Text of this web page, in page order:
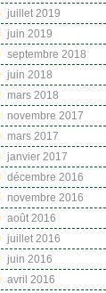
juillet 2019
juin 2019
septembre 2018
juin 2018
mars 2018
novembre 2017
mars 2017
janvier 2017
décembre 2016
novembre 2016
août 2016
juillet 2016
juin 2016
avril 2016